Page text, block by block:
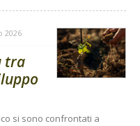
2026
tra
si sono confrontati a